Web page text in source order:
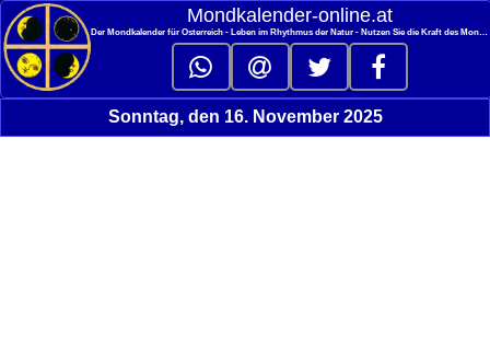
< Mondkalender‑online.at
Der Mondkalender für Österreich - Leben im Rhythmus der Natur - Nutzen Sie die Kraft des Mondes
Sonntag, den 16. November 2025